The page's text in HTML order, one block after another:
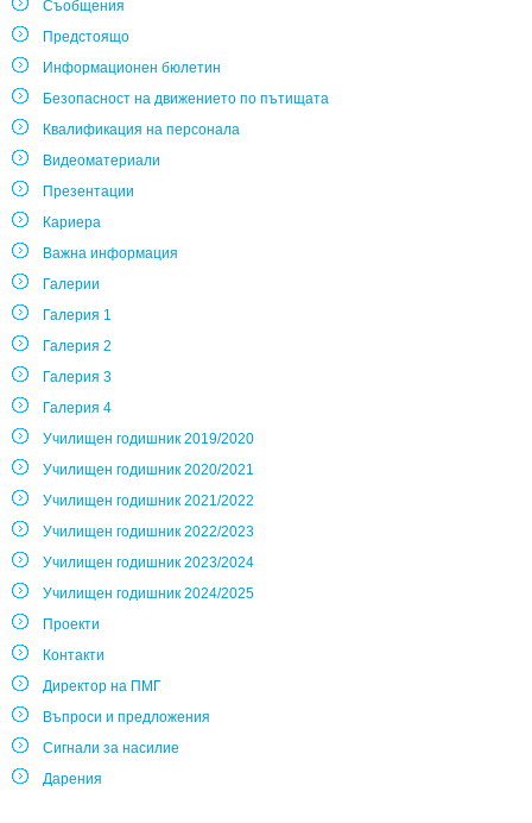
Съобщения
Предстоящо
Информационен бюлетин
Безопасност на движението по пътищата
Квалификация на персонала
Видеоматериали
Презентации
Кариера
Важна информация
Галерии
Галерия 1
Галерия 2
Галерия 3
Галерия 4
Училищен годишник 2019/2020
Училищен годишник 2020/2021
Училищен годишник 2021/2022
Училищен годишник 2022/2023
Училищен годишник 2023/2024
Училищен годишник 2024/2025
Проекти
Контакти
Директор на ПМГ
Въпроси и предложения
Сигнали за насилие
Дарения